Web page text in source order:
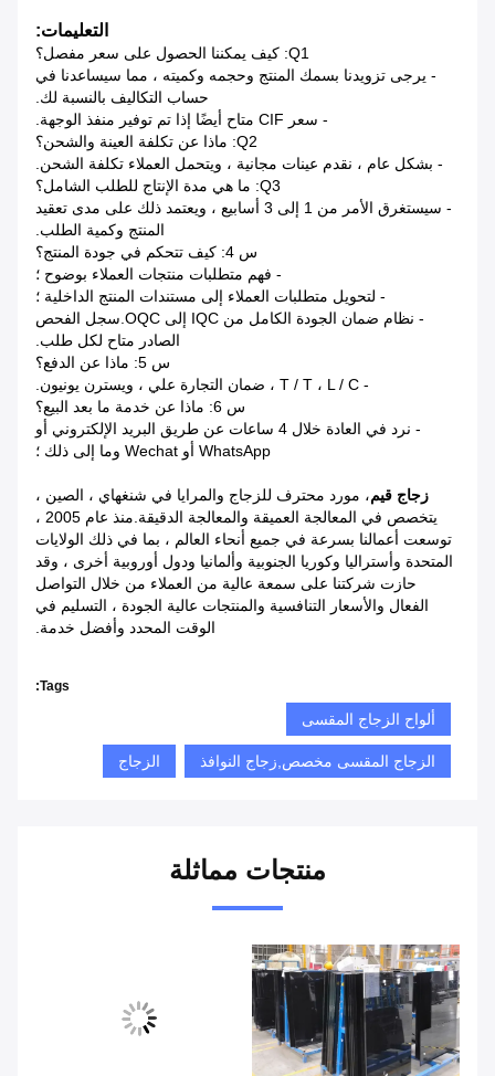
التعليمات:
Q1: كيف يمكننا الحصول على سعر مفصل؟
- يرجى تزويدنا بسمك المنتج وحجمه وكميته ، مما سيساعدنا في
حساب التكاليف بالنسبة لك.
- سعر CIF متاح أيضًا إذا تم توفير منفذ الوجهة.
Q2: ماذا عن تكلفة العينة والشحن؟
- بشكل عام ، نقدم عينات مجانية ، ويتحمل العملاء تكلفة الشحن.
Q3: ما هي مدة الإنتاج للطلب الشامل؟
- سيستغرق الأمر من 1 إلى 3 أسابيع ، ويعتمد ذلك على مدى تعقيد
المنتج وكمية الطلب.
س 4: كيف تتحكم في جودة المنتج؟
- فهم متطلبات منتجات العملاء بوضوح ؛
- لتحويل متطلبات العملاء إلى مستندات المنتج الداخلية ؛
- نظام ضمان الجودة الكامل من IQC إلى OQC.سجل الفحص
الصادر متاح لكل طلب.
س 5: ماذا عن الدفع؟
- T / T ، L / C ، ضمان التجارة علي ، ويسترن يونيون.
س 6: ماذا عن خدمة ما بعد البيع؟
- نرد في العادة خلال 4 ساعات عن طريق البريد الإلكتروني أو
WhatsApp أو Wechat وما إلى ذلك ؛
زجاج قيم، مورد محترف للزجاج والمرايا في شنغهاي ، الصين ،
يتخصص في المعالجة العميقة والمعالجة الدقيقة.منذ عام 2005 ،
توسعت أعمالنا بسرعة في جميع أنحاء العالم ، بما في ذلك الولايات
المتحدة وأستراليا وكوريا الجنوبية وألمانيا ودول أوروبية أخرى ، وقد
حازت شركتنا على سمعة عالية من العملاء من خلال التواصل
الفعال والأسعار التنافسية والمنتجات عالية الجودة ، التسليم في
الوقت المحدد وأفضل خدمة.
Tags:
ألواح الزجاج المقسى
الزجاج المقسى مخصص,زجاج النوافذ الزجاج
منتجات مماثلة